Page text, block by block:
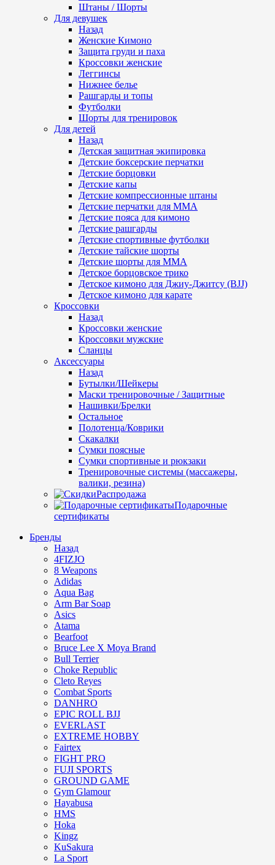
Штаны / Шорты
Для девушек
Назад
Женские Кимоно
Защита груди и паха
Кроссовки женские
Леггинсы
Нижнее белье
Рашгарды и топы
Футболки
Шорты для тренировок
Для детей
Назад
Детская защитная экипировка
Детские боксерские перчатки
Детские борцовки
Детские капы
Детские компрессионные штаны
Детские перчатки для ММА
Детские пояса для кимоно
Детские рашгарды
Детские спортивные футболки
Детские тайские шорты
Детские шорты для ММА
Детское борцовское трико
Детское кимоно для Джиу-Джитсу (BJJ)
Детское кимоно для карате
Кроссовки
Назад
Кроссовки женские
Кроссовки мужские
Сланцы
Аксессуары
Назад
Бутылки/Шейкеры
Маски тренировочные / Защитные
Нашивки/Брелки
Остальное
Полотенца/Коврики
Скакалки
Сумки поясные
Сумки спортивные и рюкзаки
Тренировочные системы (массажеры,
валики, резина)
Распродажа
Подарочные
сертификаты
Бренды
Назад
4FIZJO
8 Weapons
Adidas
Aqua Bag
Arm Bar Soap
Asics
Atama
Bearfoot
Bruce Lee X Moya Brand
Bull Terrier
Choke Republic
Cleto Reyes
Combat Sports
DANHRO
EPIC ROLL BJJ
EVERLAST
EXTREME HOBBY
Fairtex
FIGHT PRO
FUJI SPORTS
GROUND GAME
Gym Glamour
Hayabusa
HMS
Hoka
Kingz
KuSakura
La Sport